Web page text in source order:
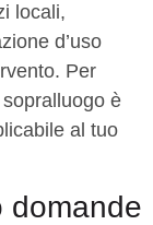
locali,
d’uso
Per
è
al tuo
domande